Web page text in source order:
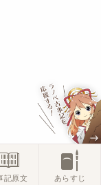
記原文 あらすじ